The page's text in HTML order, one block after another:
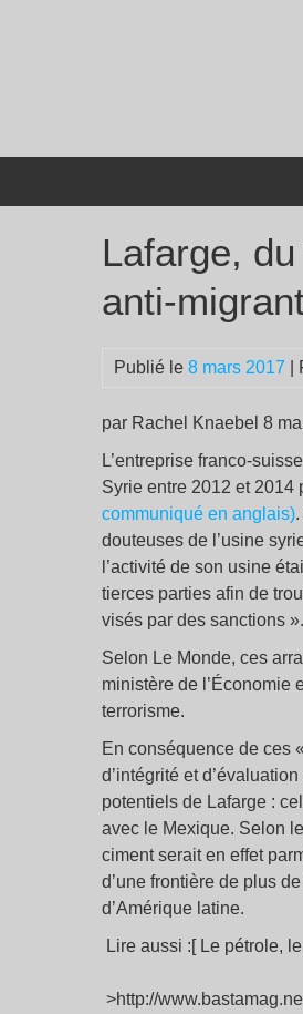
Lafarge,
anti-
Publié le 8 mars 2017 |
par Rachel Knaebel 8
L’entreprise franco-
Syrie entre 2012 et
communiqué en anglais)
douteuses de l’usine
l’activité de son usine
tierces parties afin de
visés par des sanctions ».
Selon Le Monde, ces
ministère de l’Économie
terrorisme.
En conséquence de ces
d’intégrité et
potentiels de Lafarge :
avec le Mexique. Selon
ciment serait en effet
d’une frontière de plus
d’Amérique latine.
Lire aussi :[ Le pétrole,
>http://